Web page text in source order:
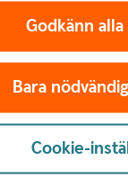
Godkänn
Bara
Cookie-